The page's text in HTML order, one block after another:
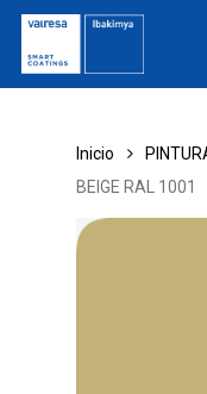
Skip
main
content
Inicio
BEIGE RAL 1001